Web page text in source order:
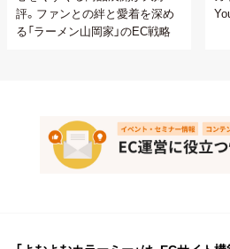
評。ファンとの絆と愛着を深め
る「ラーメン山岡家」のEC戦略